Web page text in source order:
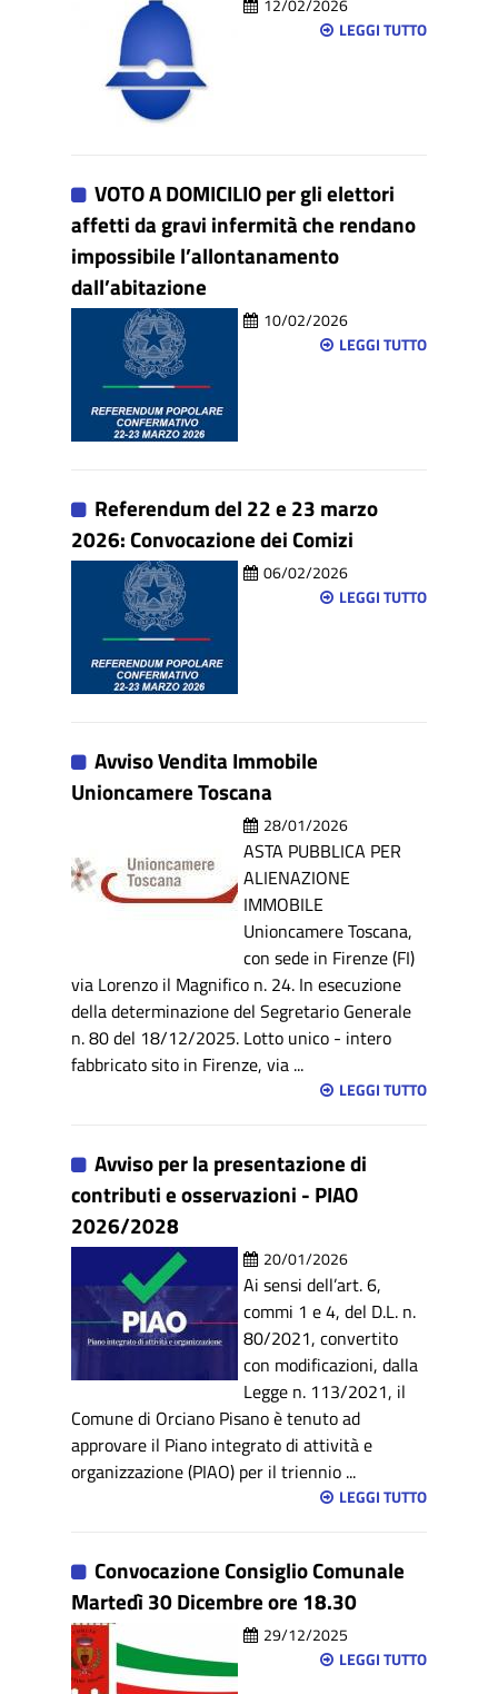
12/02/2026
LEGGI TUTTO
VOTO A DOMICILIO per gli elettori
affetti da gravi infermità che rendano
impossibile l’allontanamento
dall’abitazione
10/02/2026
LEGGI TUTTO
Referendum del 22 e 23 marzo
2026: Convocazione dei Comizi
06/02/2026
LEGGI TUTTO
Avviso Vendita Immobile
Unioncamere Toscana
28/01/2026
ASTA PUBBLICA PER
ALIENAZIONE
IMMOBILE
Unioncamere Toscana,
con sede in Firenze (FI)
via Lorenzo il Magnifico n. 24. In esecuzione
della determinazione del Segretario Generale
n. 80 del 18/12/2025. Lotto unico - intero
fabbricato sito in Firenze, via ...
LEGGI TUTTO
Avviso per la presentazione di
contributi e osservazioni - PIAO
2026/2028
20/01/2026
Ai sensi dell’art. 6,
commi 1 e 4, del D.L. n.
80/2021, convertito
con modificazioni, dalla
Legge n. 113/2021, il
Comune di Orciano Pisano è tenuto ad
approvare il Piano integrato di attività e
organizzazione (PIAO) per il triennio ...
LEGGI TUTTO
Convocazione Consiglio Comunale
Martedì 30 Dicembre ore 18.30
29/12/2025
LEGGI TUTTO